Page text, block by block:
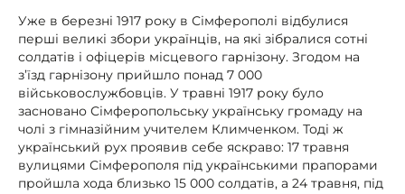
Уже в березні 1917 року в Сімферополі відбулися
перші великі збори українців, на які зібралися сотні
солдатів і офіцерів місцевого гарнізону. Згодом на
з’їзд гарнізону прийшло понад 7 000
військовослужбовців. У травні 1917 року було
засновано Сімферопольську українську громаду на
чолі з гімназійним учителем Климченком. Тоді ж
український рух проявив себе яскраво: 17 травня
вулицями Сімферополя під українськими прапорами
пройшла хода близько 15 000 солдатів, а 24 травня, під